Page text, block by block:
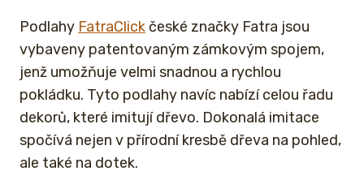
Podlahy FatraClick české značky Fatra jsou
vybaveny patentovaným zámkovým spojem,
jenž umožňuje velmi snadnou a rychlou
pokládku. Tyto podlahy navíc nabízí celou řadu
dekorů, které imitují dřevo. Dokonalá imitace
spočívá nejen v přírodní kresbě dřeva na pohled,
ale také na dotek.